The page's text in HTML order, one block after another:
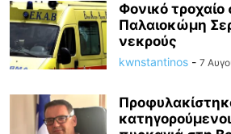
Φονικό τροχαίο
Παλαιοκώμη
νεκρούς
kwnstantinos - 7